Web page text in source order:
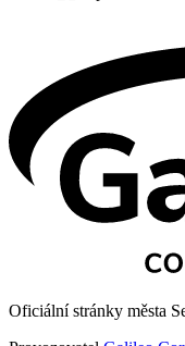
Oficiální stránky města